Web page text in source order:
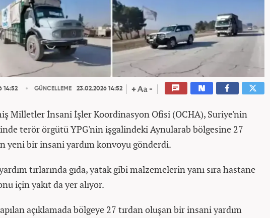
14:52 GÜNCELLEME 23.02.2026 14:52
Milletler İnsani İşler Koordinasyon Ofisi (OCHA), Suriye'nin
terör örgütü YPG'nin işgalindeki Aynularab bölgesine 27
yeni bir insani yardım konvoyu gönderdi.
tırlarında gıda, yatak gibi malzemelerin yanı sıra hastane
için yakıt da yer alıyor.
açıklamada bölgeye 27 tırdan oluşan bir insani yardım